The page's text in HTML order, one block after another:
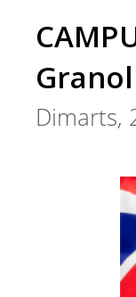
Dimarts,